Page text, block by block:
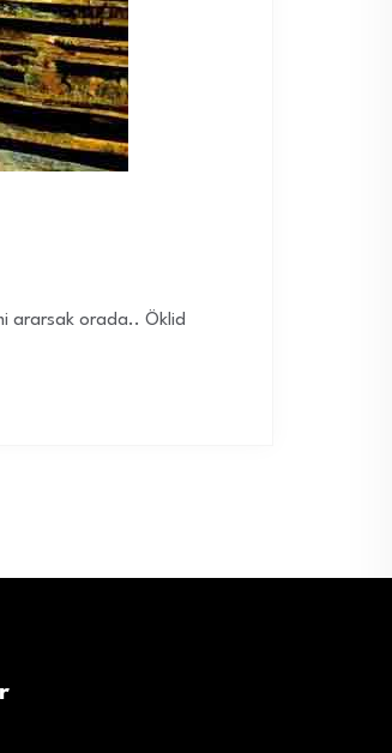
ararsak orada.. Öklid